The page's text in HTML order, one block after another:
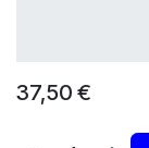
37,50 €